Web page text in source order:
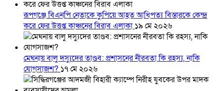
রূপগঞ্জে বিএনপি নেতাকে কুপিয়ে আহত আধিপত্য বিস্তারকে কেন্দ্র
করে ফের উত্তপ্ত কাঞ্চনের বিরাব এলাকা ১৯ মে ২০২৬
মেঘনায় বালু দস্যুদের তাণ্ডব: প্রশাসনের নীরবতা কি রহস্য, নাকি
যোগসাজশ? ১৭ মে ২০২৬